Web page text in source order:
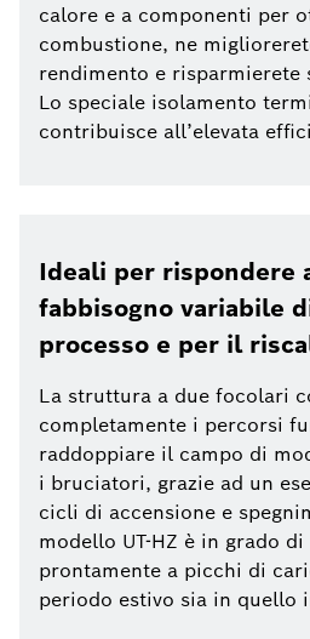
calore e a componenti per
combustione, ne
rendimento e risparmierete
Lo speciale isolamento
contribuisce all’elevata
Ideali per rispondere
fabbisogno variabile
processo e per il
La struttura a due focolari
completamente i percorsi
raddoppiare il campo di
i bruciatori, grazie ad un
cicli di accensione e
modello UT-HZ è in grado
prontamente a picchi di
periodo estivo sia in quello